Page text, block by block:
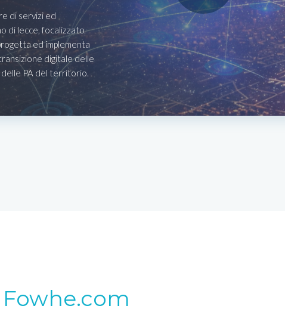
di servizi ed
di lecce, focalizzato
ed implementa
digitale delle
delle PA del territorio.